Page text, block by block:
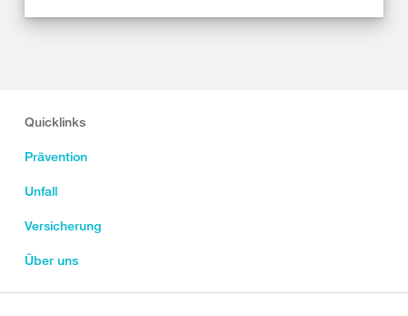
Quicklinks
Prävention
Unfall
Versicherung
Über uns